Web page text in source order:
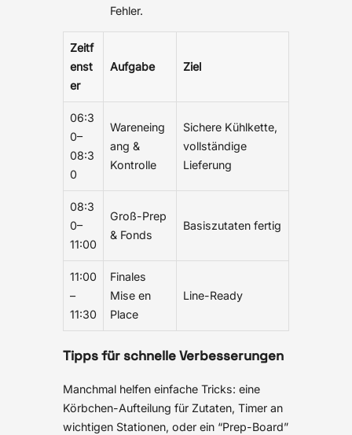
Fehler.
Zeitf
enst
er
Aufgabe Ziel
06:3
0–
08:3
0
Wareneing
ang &
Kontrolle
Sichere Kühlkette,
vollständige
Lieferung
08:3
0–
11:00
Groß-Prep
& Fonds
Basiszutaten fertig
11:00
–
11:30
Finales
Mise en
Place
Line-Ready
Tipps für schnelle Verbesserungen
Manchmal helfen einfache Tricks: eine
Körbchen-Aufteilung für Zutaten, Timer an
wichtigen Stationen, oder ein “Prep-Board”